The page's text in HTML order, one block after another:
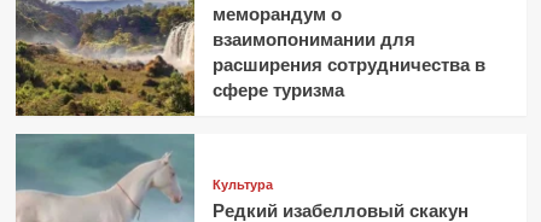
меморандум о
взаимопонимании для
расширения сотрудничества в
сфере туризма
Культура
Редкий изабелловый скакун